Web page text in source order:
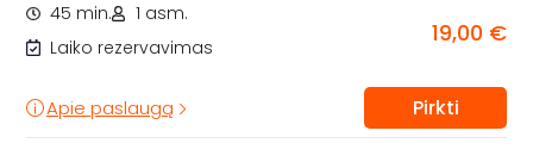
45 min.
1 asm.
Laiko rezervavimas
19,00 €
Apie paslaugą Pirkti